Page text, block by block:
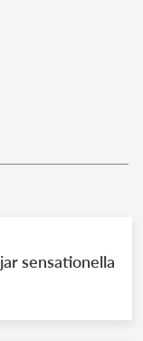
sensationella